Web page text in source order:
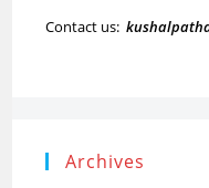
Contact us:
Archives